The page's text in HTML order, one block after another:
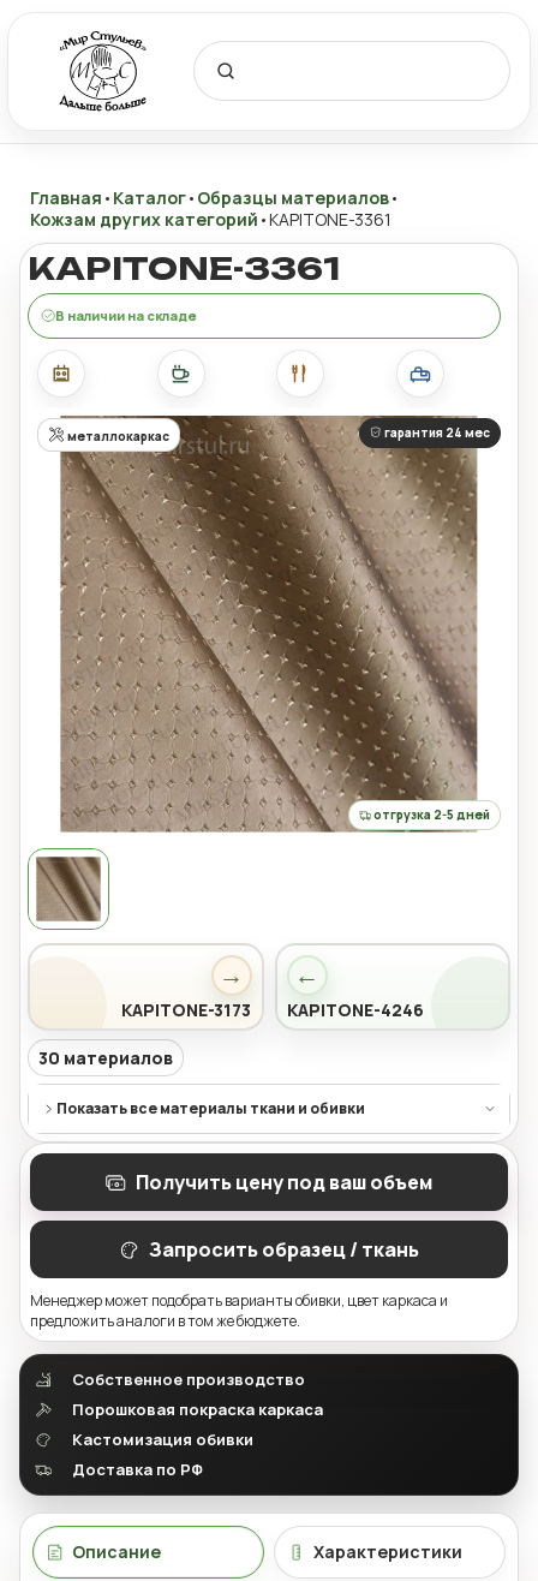
Главная • Каталог• Образцы материалов•
Кожзам других категорий •KAPITONE-3361
KAPITONE-3361
В наличии на складе
←
KAPITONE-4246
→
KAPITONE-3173
металлокаркас гарантия 24 мес
отгрузка 2-5 дней
30 материалов
Показать все материалы ткани и обивки
Получить цену под ваш объем
Запросить образец / ткань
Менеджер может подобрать варианты обивки, цвет каркаса и
предложить аналоги в том же бюджете.
Собственное производство
Порошковая покраска каркаса
Кастомизация обивки
Доставка по РФ
Описание Характеристики